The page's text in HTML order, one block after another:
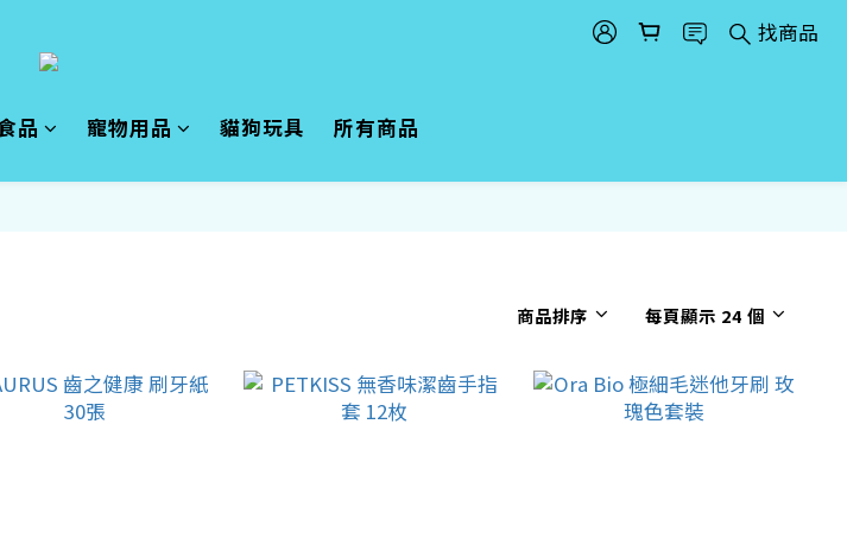
找商品
品 寵物用品 貓狗玩具 所有商品
商品排序 每頁顯示 24 個